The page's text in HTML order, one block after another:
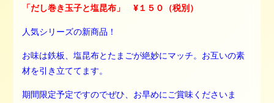
「だし巻き玉子と塩昆布」 ¥１５０（税別）
人気シリーズの新商品！
お味は鉄板、塩昆布とたまごが絶妙にマッチ。お互いの素
材を引き立ててます。
期間限定予定ですのでぜひ、お早めにご賞味くださいま